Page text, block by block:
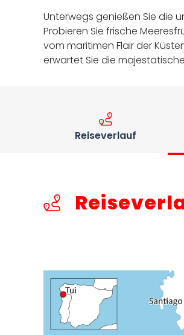
Unterwegs genießen Sie die
Probieren Sie frische
vom maritimen Flair der
erwartet Sie die
Reiseverlauf